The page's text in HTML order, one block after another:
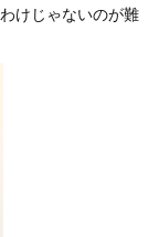
けじゃないのが難